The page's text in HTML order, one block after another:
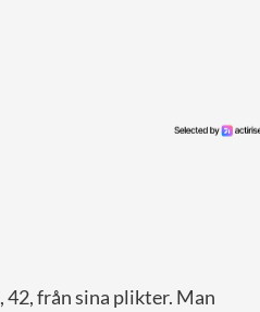
, 42, från sina plikter. Man